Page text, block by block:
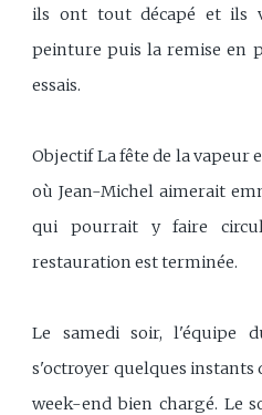
ils ont tout décapé et ils
peinture puis la remise en
essais.
Objectif La fête de la vapeur
où Jean-Michel aimerait
qui pourrait y faire
restauration est terminée.
Le samedi soir, l'équipe
s'octroyer quelques instants
week-end bien chargé. Le